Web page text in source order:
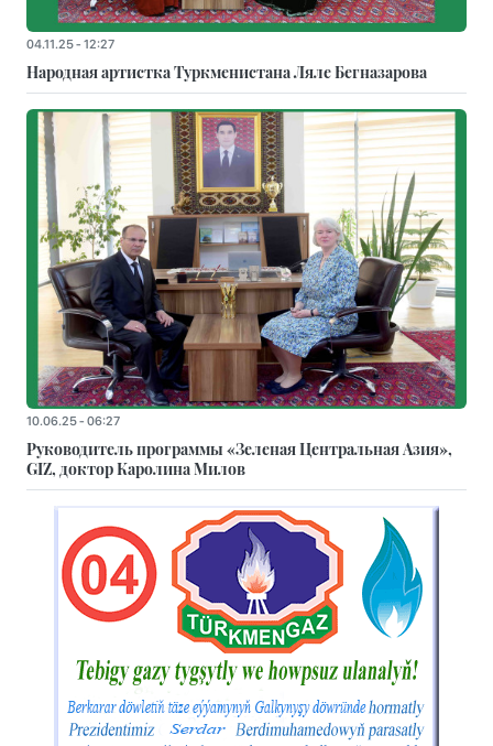
04.11.25 - 12:27
Народная артистка Туркменистана Ляле Бегназарова
10.06.25 - 06:27
Руководитель программы «Зеленая Центральная Азия»,
GIZ, доктор Каролина Милов